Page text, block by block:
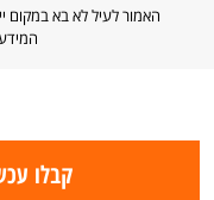
האמור לעיל לא בא במקום
קבלו